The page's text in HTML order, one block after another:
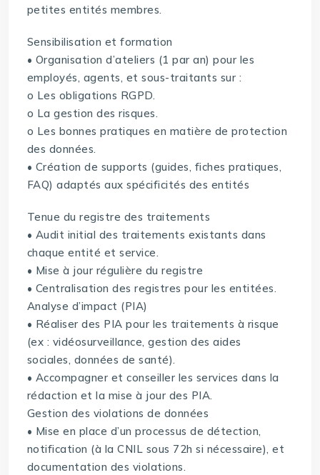
petites entités membres.
Sensibilisation et formation
• Organisation d’ateliers (1 par an) pour les
employés, agents, et sous-traitants sur :
o Les obligations RGPD.
o La gestion des risques.
o Les bonnes pratiques en matière de protection
des données.
• Création de supports (guides, fiches pratiques,
FAQ) adaptés aux spécificités des entités
Tenue du registre des traitements
• Audit initial des traitements existants dans
chaque entité et service.
• Mise à jour régulière du registre
• Centralisation des registres pour les entitées.
Analyse d’impact (PIA)
• Réaliser des PIA pour les traitements à risque
(ex : vidéosurveillance, gestion des aides
sociales, données de santé).
• Accompagner et conseiller les services dans la
rédaction et la mise à jour des PIA.
Gestion des violations de données
• Mise en place d’un processus de détection,
notification (à la CNIL sous 72h si nécessaire), et
documentation des violations.